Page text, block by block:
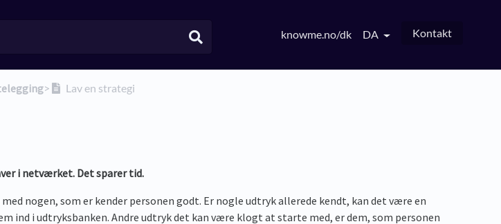
knowme.no/dk DA Kontakt
​>​ Lav en strategi
i netværket. Det sparer tid.
nogen, som er kender personen godt. Er nogle udtryk allerede kendt, kan det være en
ind i udtryksbanken. Andre udtryk det kan være klogt at starte med, er dem, som personen